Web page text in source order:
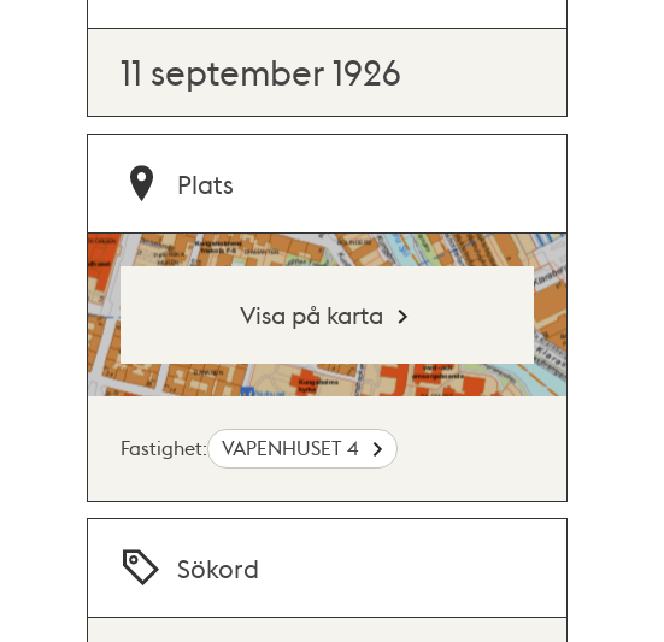
11 september 1926
Plats
Visa på karta
Fastighet: VAPENHUSET 4
Sökord